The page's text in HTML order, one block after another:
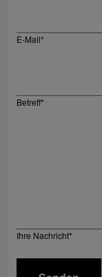
E-Mail*
Betreff*
Ihre Nachricht*